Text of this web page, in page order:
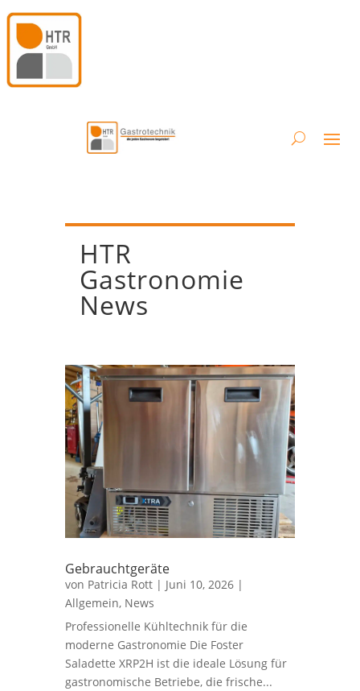
HTR
Gastronomie
News
Gebrauchtgeräte
von Patricia Rott| Juni 10, 2026|
Allgemein, News
Professionelle Kühltechnik für die
moderne Gastronomie Die Foster
Saladette XRP2H ist die ideale Lösung für
gastronomische Betriebe, die frische...